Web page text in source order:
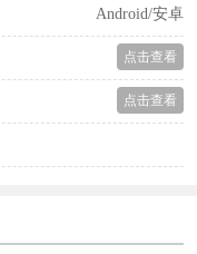
Android/安卓
点击查看
点击查看